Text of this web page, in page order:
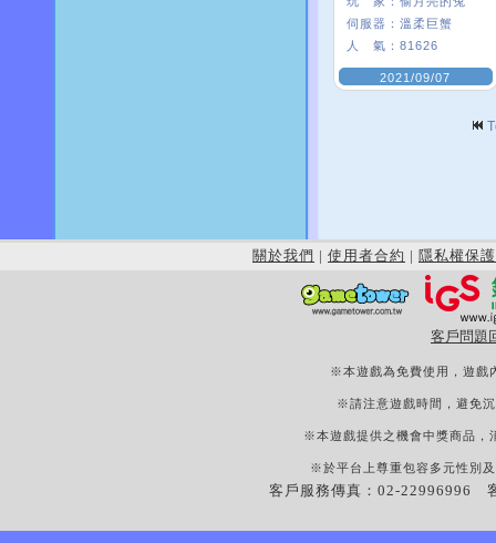
伺服器： 溫柔巨蟹
人 氣： 81626
2021/09/07
關於我們 | 使用者合約 | 隱私權保護
客戶問題
※本遊戲為免費使用，遊戲
※請注意遊戲時間，避免
※本遊戲提供之機會中獎商品，
※於平台上尊重包容多元性別
客戶服務傳真：02-22996996